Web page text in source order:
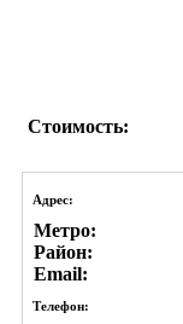
Стоимость:
Адрес:
Метро:
Район:
Email:
Телефон: